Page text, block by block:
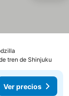
tren de Shinjuku
Ver precios